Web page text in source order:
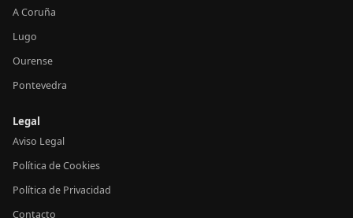
A Coruña
Lugo
Ourense
Pontevedra
Legal
Aviso Legal
Política de Cookies
Política de Privacidad
Contacto